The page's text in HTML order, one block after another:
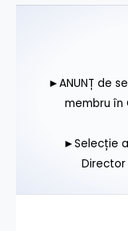
►ANUNȚ de
membru în
►Selecție
Director